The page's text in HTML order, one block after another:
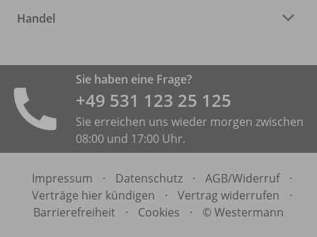
Handel
Sie haben eine Frage?
+49 531 ­123 25 125
Sie erreichen uns wieder morgen zwischen
08:00 und 17:00 Uhr.
Impressum · Datenschutz · AGB/Widerruf
·
Verträge hier kündigen
· Vertrag widerrufen
·
Barrierefreiheit
· Cookies · © Westermann